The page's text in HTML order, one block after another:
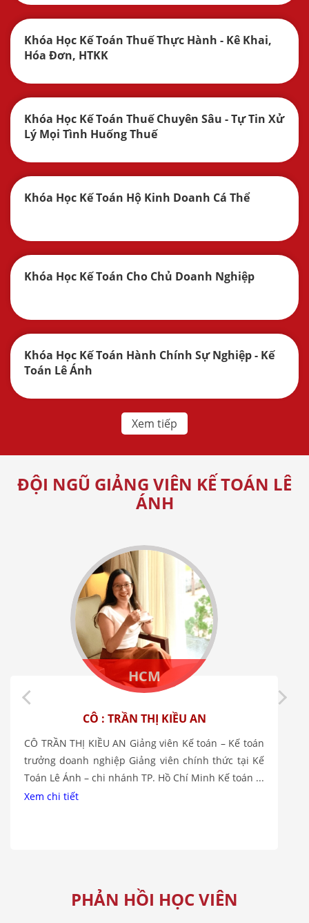
Khóa Học Kế Toán Thuế Thực Hành - Kê Khai,
Hóa Đơn, HTKK
Khóa Học Kế Toán Thuế Chuyên Sâu - Tự Tin Xử
Lý Mọi Tình Huống Thuế
Khóa Học Kế Toán Hộ Kinh Doanh Cá Thể
Khóa Học Kế Toán Cho Chủ Doanh Nghiệp
Khóa Học Kế Toán Hành Chính Sự Nghiệp - Kế
Toán Lê Ánh
Xem tiếp
ĐỘI NGŨ GIẢNG VIÊN KẾ TOÁN LÊ
ÁNH
HCM
CÔ : TRẦN THỊ KIỀU AN
CÔ TRẦN THỊ KIỀU AN Giảng viên Kế toán – Kế toán
trưởng doanh nghiệp Giảng viên chính thức tại Kế
Toán Lê Ánh – chi nhánh TP. Hồ Chí Minh Kế toán ...
Xem chi tiết
PHẢN HỒI HỌC VIÊN